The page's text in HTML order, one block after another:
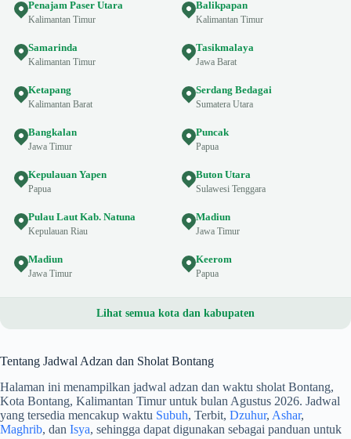
Penajam Paser Utara
Kalimantan Timur
Balikpapan
Kalimantan Timur
Samarinda
Kalimantan Timur
Tasikmalaya
Jawa Barat
Ketapang
Kalimantan Barat
Serdang Bedagai
Sumatera Utara
Bangkalan
Jawa Timur
Puncak
Papua
Kepulauan Yapen
Papua
Buton Utara
Sulawesi Tenggara
Pulau Laut Kab. Natuna
Kepulauan Riau
Madiun
Jawa Timur
Madiun
Jawa Timur
Keerom
Papua
Lihat semua kota dan kabupaten
Tentang Jadwal Adzan dan Sholat Bontang
Halaman ini menampilkan jadwal adzan dan waktu sholat Bontang,
Kota Bontang, Kalimantan Timur untuk bulan Agustus 2026. Jadwal
yang tersedia mencakup waktu Subuh, Terbit, Dzuhur, Ashar,
Maghrib, dan Isya, sehingga dapat digunakan sebagai panduan untuk